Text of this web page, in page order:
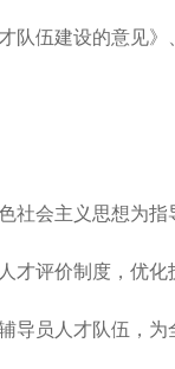
队伍建设的意见
会主义思想为指
才评价制度，优
导员人才队伍，